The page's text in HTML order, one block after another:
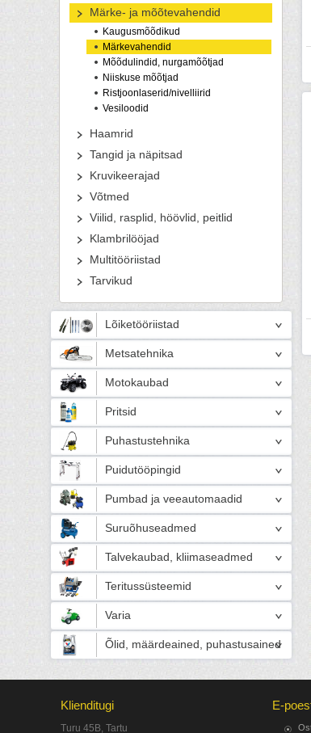
Märke- ja mõõtevahendid
Kaugusmõõdikud
Märkevahendid
Mõõdulindid, nurgamõõtjad
Niiskuse mõõtjad
Ristjoonlaserid/nivelliirid
Vesiloodid
Haamrid
Tangid ja näpitsad
Kruvikeerajad
Võtmed
Viilid, rasplid, höövlid, peitlid
Klambrilööjad
Multitööriistad
Tarvikud
Lõiketööriistad
Metsatehnika
Motokaubad
Pritsid
Puhastustehnika
Puidutööpingid
Pumbad ja veeautomaadid
Suruõhuseadmed
Talvekaubad, kliimaseadmed
Teritussüsteemid
Varia
Õlid, määrdeained, puhastusained
Klienditugi
Turu 45B, Tartu
E-